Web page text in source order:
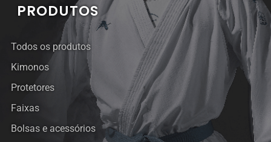
PRODUTOS
Todos os produtos
Kimonos
Protetores
Faixas
Bolsas e acessórios